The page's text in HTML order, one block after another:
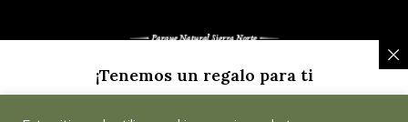
¡Tenemos un regalo para ti